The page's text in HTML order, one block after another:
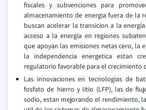
fiscales y subvenciones para
almacenamiento de energia fuera de la
buscan acelerar la transicion a la
acceso a la energia en regiones
que apoyan las emisiones netas cero, la
la independencia energetica estan
regulatorio favorable para el crecimiento
Las innovaciones en tecnologias de
fosfato de hierro y litio (LFP), las de
sodio, estan mejorando el rendimiento,